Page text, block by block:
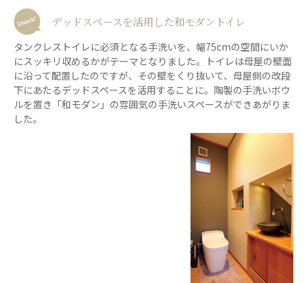
デッドスペースを活用した和モダントイレ
タンクレストイレに必須となる手洗いを、幅75cmの空間にいか
にスッキリ収めるかがテーマとなりました。トイレは母屋の壁面
に沿って配置したのですが、その壁をくり抜いて、母屋側の改段
下にあたるデッドスペースを活用することに。陶製の手洗いボウ
ルを置き「和モダン」の雰囲気の手洗いスペースができあがりま
した。